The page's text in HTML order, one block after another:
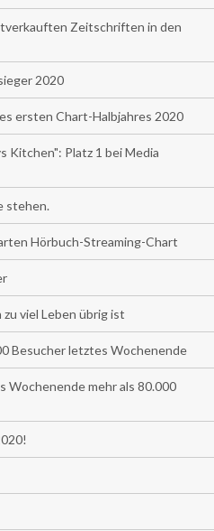
Zeitschriften in den
2020
ersten Chart-Halbjahres 2020
Kitchen": Platz 1 bei Media
stehen.
Hörbuch-Streaming-Chart
viel Leben übrig ist
Besucher letztes Wochenende
Wochenende mehr als 80.000